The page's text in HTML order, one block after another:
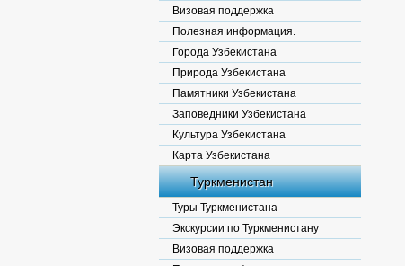
Визовая поддержка
Полезная информация.
Города Узбекистана
Природа Узбекистана
Памятники Узбекистана
Заповедники Узбекистана
Культура Узбекистана
Карта Узбекистана
Туркменистан
Туры Туркменистана
Экскурсии по Туркменистану
Визовая поддержка